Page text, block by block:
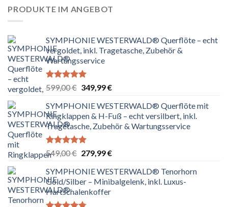
PRODUKTE IM ANGEBOT
SYMPHONIE WESTERWALD® Querflöte – echt
vergoldet, inkl. Tragetasche, Zubehör &
Wartungsservice
Bewertet
5.00
von 5
599,00€ Ursprünglicher
war:
599,00 €
349,99€Aktueller
ist:
349,99 €.
SYMPHONIE WESTERWALD® Querflöte mit
Ringklappen & H-Fuß – echt versilbert, inkl.
Tragetasche, Zubehör & Wartungsservice
Bewertet
mit 5.00
von 5
549,00€ Ursprünglicher
war:
549,00 €
279,99€Aktueller
ist:
279,99 €.
SYMPHONIE WESTERWALD® Tenorhorn
Gold/Silber – Minibalgelenk, inkl. Luxus-
Hartschalenkoffer